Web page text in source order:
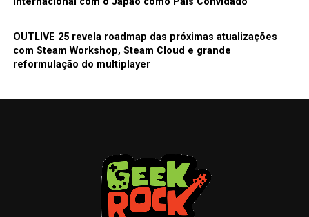
OUTLIVE 25 revela roadmap das próximas atualizações
com Steam Workshop, Steam Cloud e grande
reformulação do multiplayer